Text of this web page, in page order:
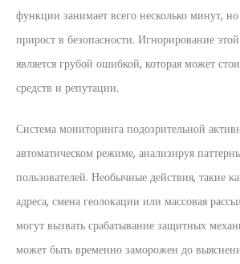
функции занимает всего несколько минут, но
прирост в безопасности. Игнорирование
является грубой ошибкой, которая может
средств и репутации.
Система мониторинга подозрительной
автоматическом режиме, анализируя
пользователей. Необычные действия, такие
адреса, смена геолокации или массовая
могут вызвать срабатывание защитных
может быть временно заморожен до